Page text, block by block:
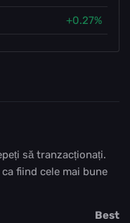
+0.27%
să tranzacționați.
ca fiind cele mai bune
Best